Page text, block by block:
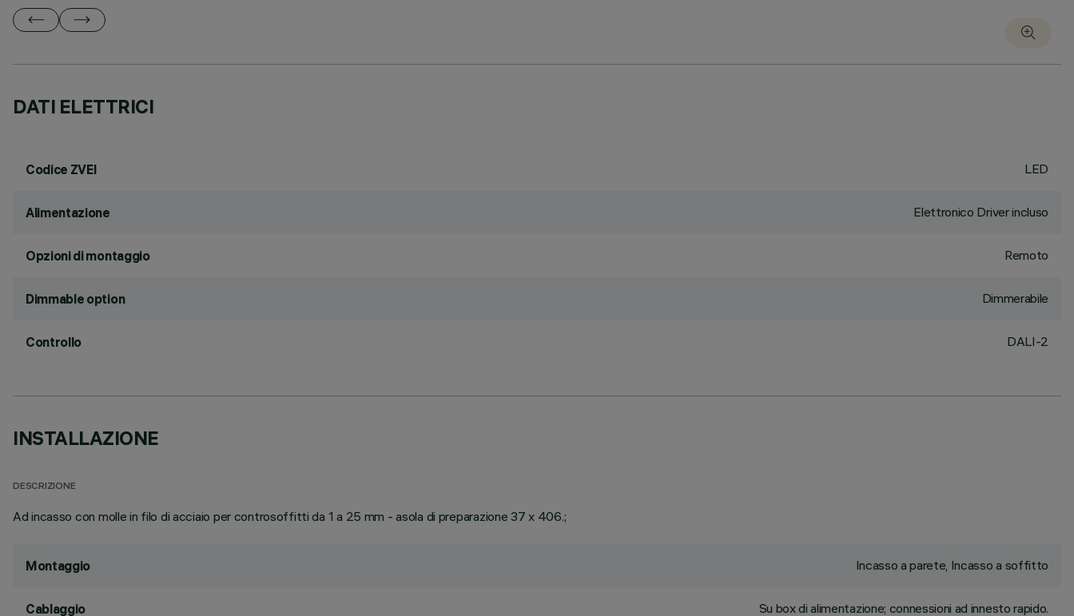
DATI ELETTRICI
Codice ZVEI LED
Alimentazione Elettronico Driver incluso
Opzioni di montaggio Remoto
Dimmable option Dimmerabile
Controllo DALI-2
INSTALLAZIONE
DESCRIZIONE
Ad incasso con molle in filo di acciaio per controsoffitti da 1 a 25 mm - asola di preparazione 37 x 406.;
Montaggio Incasso a parete, Incasso a soffitto
Cablaggio Su box di alimentazione; connessioni ad innesto rapido.